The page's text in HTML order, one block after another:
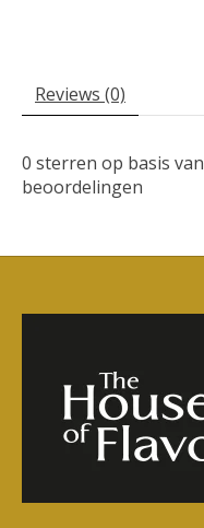
Reviews (0)
0 sterren op basis van
beoordelingen